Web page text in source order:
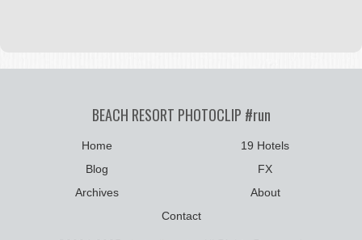
BEACH RESORT PHOTOCLIP #run
Home
19 Hotels
Blog
FX
Archives
About
Contact